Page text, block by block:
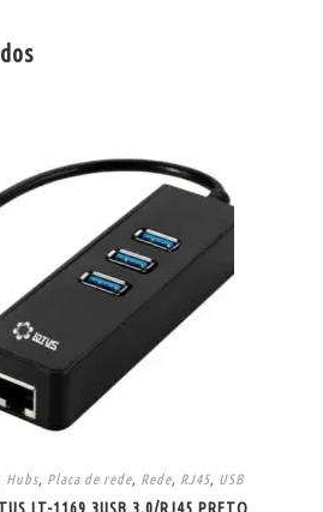
Hubs, Placa de rede, Rede, RJ45, USB